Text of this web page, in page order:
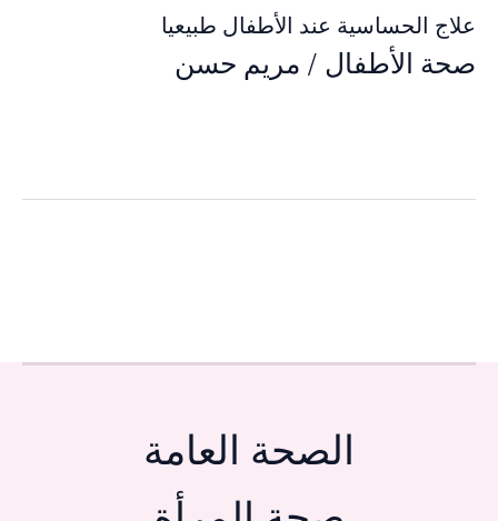
علاج الحساسية عند الأطفال طبيعيا
صحة الأطفال / مريم حسن
الصحة العامة